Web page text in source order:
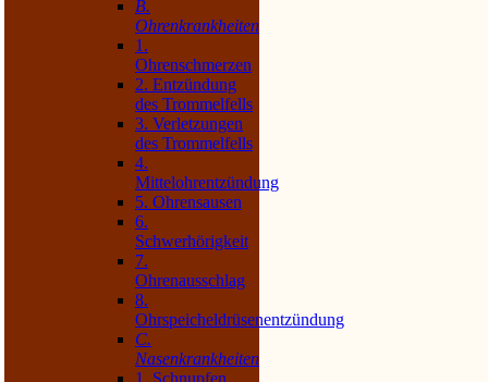
B.
Ohrenkrankheiten
1.
Ohrenschmerzen
2. Entzündung
des Trommelfells
3. Verletzungen
des Trommelfells
4.
Mittelohrentzündung
5. Ohrensausen
6.
Schwerhörigkeit
7.
Ohrenausschlag
8.
Ohrspeicheldrüsenentzündung
C.
Nasenkrankheiten
1. Schnupfen